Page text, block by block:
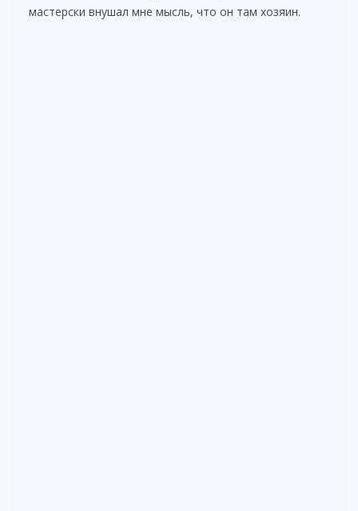
мастерски внушал мне мысль, что он там хозяин.